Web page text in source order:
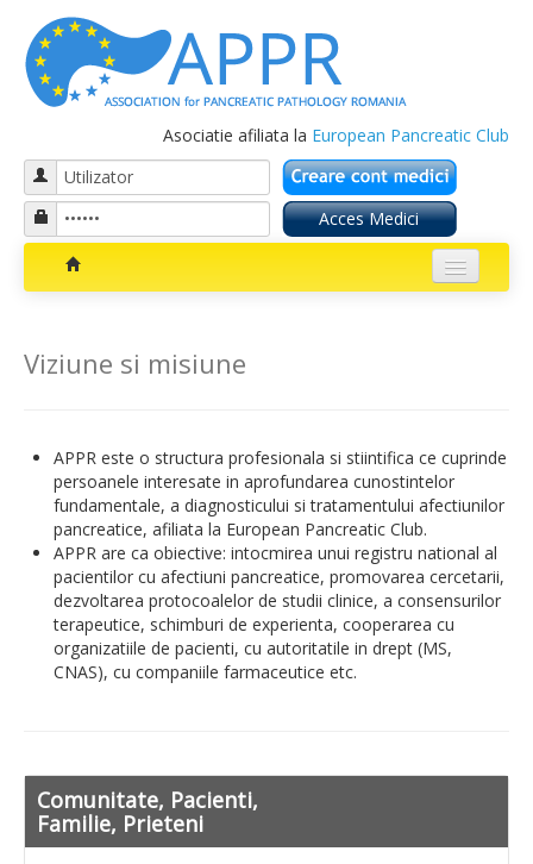
Asociatie afiliata la European Pancreatic Club
Obiective
Viziune si misiune
Statut
Sectiune medici
Noutati din literatura medicala
Ghiduri protocoale
Insuficienta exocrina pancreatica
Viziune si misiune
APPR este o structura profesionala si stiintifica ce cuprinde
persoanele interesate in aprofundarea cunostintelor
fundamentale, a diagnosticului si tratamentului afectiunilor
pancreatice, afiliata la European Pancreatic Club.
APPR are ca obiective: intocmirea unui registru national al
pacientilor cu afectiuni pancreatice, promovarea cercetarii,
dezvoltarea protocoalelor de studii clinice, a consensurilor
terapeutice, schimburi de experienta, cooperarea cu
organizatiile de pacienti, cu autoritatile in drept (MS,
CNAS), cu companiile farmaceutice etc.
Comunitate, Pacienti,
Familie, Prieteni